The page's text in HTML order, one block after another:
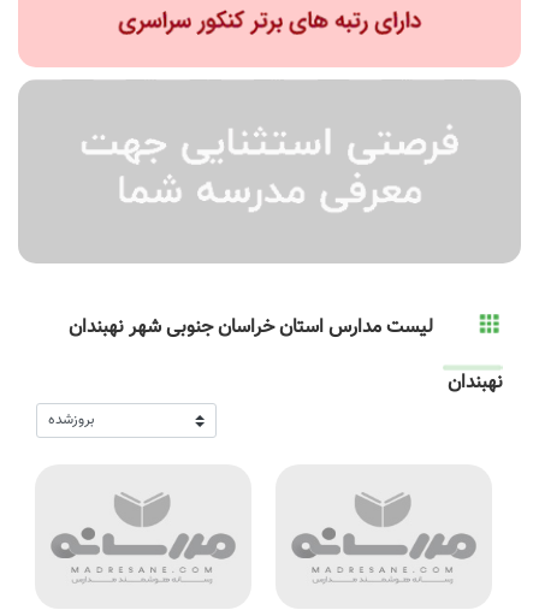
پیش دبستانی
لیست مدارس استان خراسان جنوبی شهر نهبندان
نهبندان